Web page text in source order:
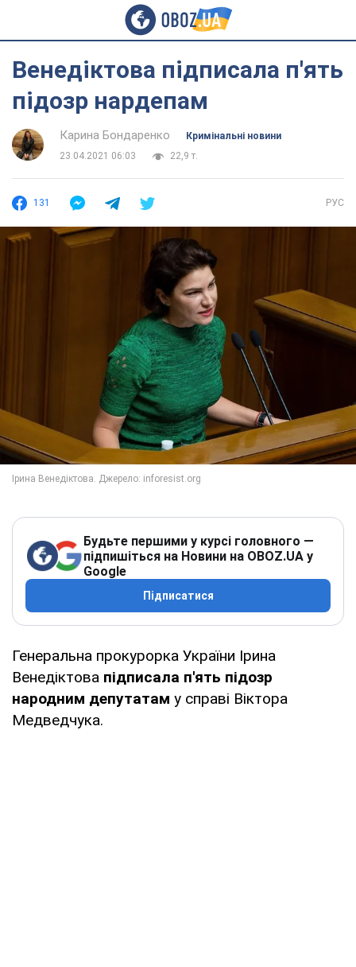
Венедіктова підписала п'ять
підозр нардепам
Карина Бондаренко
Кримінальні новини
23.04.2021 06:03
22,9 т.
131 РУС
Будьте першими у курсі головного —
підпишіться на Новини на OBOZ.UA у
Google
Підписатися
Генеральна прокурорка України Ірина
Венедіктова підписала п'ять підозр
народним депутатам у справі Віктора
Медведчука.